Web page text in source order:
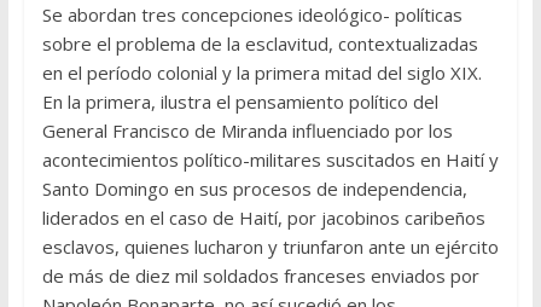
Se abordan tres concepciones ideológico- políticas
sobre el problema de la esclavitud, contextualizadas
en el período colonial y la primera mitad del siglo XIX.
En la primera, ilustra el pensamiento político del
General Francisco de Miranda influenciado por los
acontecimientos político-militares suscitados en Haití y
Santo Domingo en sus procesos de independencia,
liderados en el caso de Haití, por jacobinos caribeños
esclavos, quienes lucharon y triunfaron ante un ejército
de más de diez mil soldados franceses enviados por